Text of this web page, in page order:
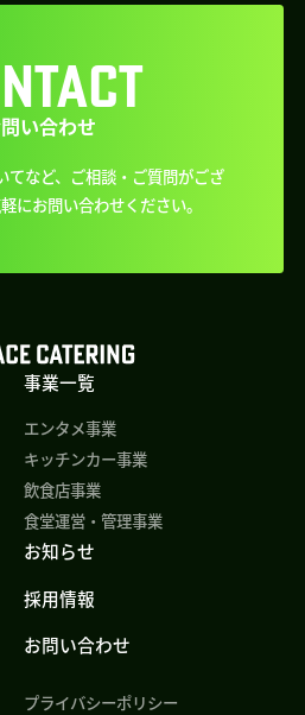
い合わせ
てなど、ご相談・ご質問がござ
にお問い合わせください。
事業一覧
エンタメ事業
キッチンカー事業
飲食店事業
食堂運営・管理事業
お知らせ
採用情報
お問い合わせ
プライバシーポリシー